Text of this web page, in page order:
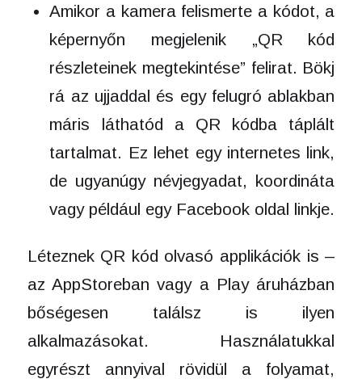
Amikor a kamera felismerte a kódot, a
képernyőn megjelenik „QR kód
részleteinek megtekintése” felirat. Bökj
rá az ujjaddal és egy felugró ablakban
máris láthatód a QR kódba táplált
tartalmat. Ez lehet egy internetes link,
de ugyanúgy névjegyadat, koordináta
vagy például egy Facebook oldal linkje.
Léteznek QR kód olvasó applikációk is –
az AppStoreban vagy a Play áruházban
bőségesen találsz is ilyen
alkalmazásokat. Használatukkal
egyrészt annyival rövidül a folyamat,